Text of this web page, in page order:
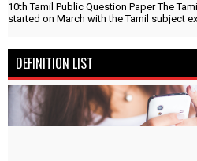
10th Tamil Public Question Paper The
started on March with the Tamil subject
DEFINITION LIST